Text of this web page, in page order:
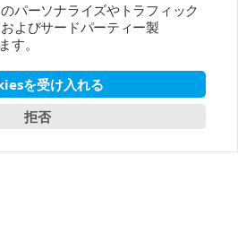
パーソナライズやトラフィック
よびサードパーティー製
す。
を受け入れる
拒否